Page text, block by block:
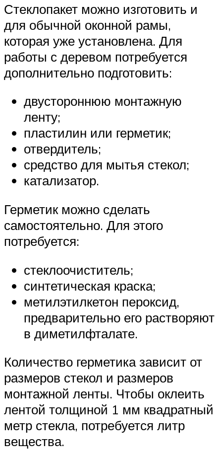
Стеклопакет можно изготовить и
для обычной оконной рамы,
которая уже установлена. Для
работы с деревом потребуется
дополнительно подготовить:
двустороннюю монтажную
ленту;
пластилин или герметик;
отвердитель;
средство для мытья стекол;
катализатор.
Герметик можно сделать
самостоятельно. Для этого
потребуется:
стеклоочиститель;
синтетическая краска;
метилэтилкетон пероксид,
предварительно его растворяют
в диметилфталате.
Количество герметика зависит от
размеров стекол и размеров
монтажной ленты. Чтобы оклеить
лентой толщиной 1 мм квадратный
метр стекла, потребуется литр
вещества.